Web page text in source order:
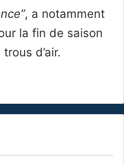
, a notamment
la fin de saison
d’air.